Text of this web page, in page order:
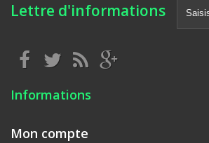
Lettre d'informations
Informations
Mon compte